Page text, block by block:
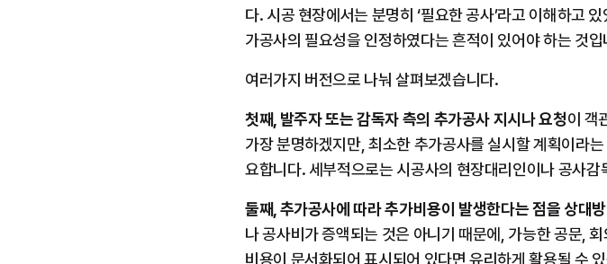
다. 시공 현장에서는 분명히 ‘필요한 공사’라고 이해하고
가공사의 필요성을 인정하였다는 흔적이 있어야 하는 것입
여러가지 버전으로 나눠 살펴보겠습니다.
첫째, 발주자 또는 감독자 측의 추가공사 지시나 요청이 객
가장 분명하겠지만, 최소한 추가공사를 실시할 계획이라
요합니다. 세부적으로는 시공사의 현장대리인이나 공사
둘째, 추가공사에 따라 추가비용이 발생한다는 점을 상대
나 공사비가 증액되는 것은 아니기 때문에, 가능한 공문,
비용이 문서화되어 표시되어 있다면 유리하게 활용될 수